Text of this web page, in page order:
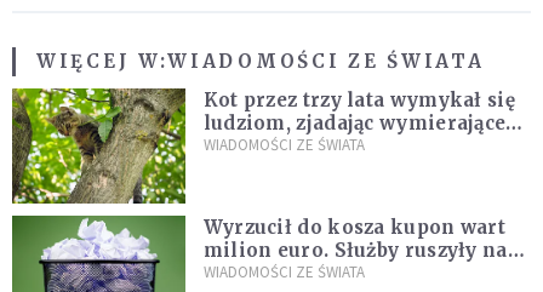
WIĘCEJ W:WIADOMOŚCI ZE ŚWIATA
Kot przez trzy lata wymykał się
ludziom, zjadając wymierające
kaczki. W końcu popełnił
WIADOMOŚCI ZE ŚWIATA
Wyrzucił do kosza kupon wart
milion euro. Służby ruszyły na
poszukiwania
WIADOMOŚCI ZE ŚWIATA